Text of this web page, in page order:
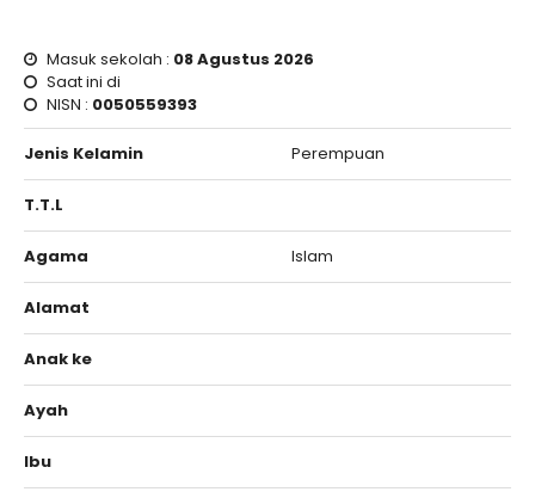
Masuk sekolah : 08 Agustus 2026
Saat ini di
NISN : 0050559393
Jenis Kelamin Perempuan
T.T.L
Agama Islam
Alamat
Anak ke
Ayah
Ibu